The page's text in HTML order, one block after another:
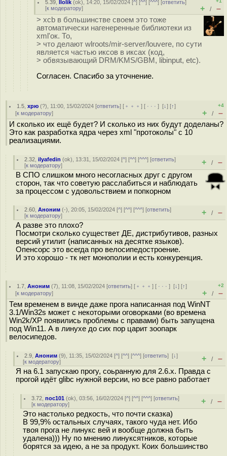
5.39 llolik (ok), 14:20, 15/02/2024 [^] [^^] [^^^] [ответить]
[к модератору] + / –
> xcb в большинстве своем это тоже
автоматически нагенеренные библиотеки из
xml'ок. То,
> что делают wlroots/mir-server/louvere, по сути
является частью иксов в иксах (код,
> обвязывающий DRM/KMS/GBM, libinput, etc).
Согласен. Спасибо за уточнение.
1.5 ,хрю (?), 11:00, 15/02/2024 [ответить] [ ﹢﹢﹢] [ · · ·][↓] [↑]
[к модератору]
+4
+ / –
И сколько их ещё будет? И сколько из них будут доделаны?
Это как разработка ядра через xml "протоколы" с 10
реализациями.
2.32 ,ilyafedin (ok), 13:31, 15/02/2024 [^] [^^] [^^^] [ответить]
[к модератору] + / –
В СПО слишком много несогласных друг с другом
сторон, так что советую расслабиться и наблюдать
за процессом с удовольствием и попкорном
2.60 ,Аноним (-), 20:05, 15/02/2024 [^] [^^] [^^^] [ответить]
[к модератору] + / –
А разве это плохо?
Посмотри сколько существет ДЕ, дистрибутивов, разных
версий утилит (написанных на десятке языков).
Опенсорс это всегда про велосипедостроение.
И это хорошо - тк нет монополии и есть конкуренция.
1.7 ,Аноним (7), 11:08, 15/02/2024 [ответить] [ ﹢﹢﹢] [ · · ·][↓] [↑]
[к модератору]
+2
+ / –
Тем временем в винде даже прога написанная под WinNT
3.1/Win32s может с некоторыми оговорками (во времена
Win2k/XP появились проблемы с правами) быть запущена
под Win11. А в линухе до сих пор царит зоопарк
велосипедов.
2.9 ,Аноним (9), 11:35, 15/02/2024 [^] [^^] [^^^] [ответить][↓]
[к модератору] + / –
Я на 6.1 запускаю прогу, соьранную для 2.6.x. Правда с
прогой идёт glibc нужной версии, но все равно работает
3.72 ,noc101 (ok), 03:56, 16/02/2024 [^] [^^] [^^^] [ответить]
[к модератору] + / –
Это настолько редкость, что почти сказка)
В 99,9% остальных случаях, такого чуда нет. Ибо
твоя прога не линукс вей и вообще должна быть
удалена))) Ну по мнению линуксятников, которые
борятся за идею, а не за продукт. Коих большинство